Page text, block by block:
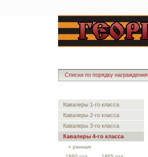
Списки по порядку награждения
Кавалеры 1-го класса
Кавалеры 2-го класса
Кавалеры 3-го класса
Кавалеры 4-го класса
« раньше